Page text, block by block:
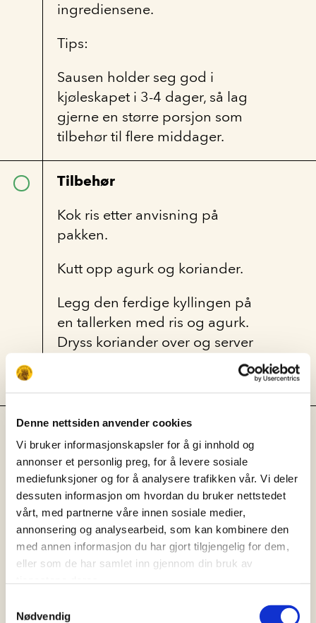
Denne nettsiden anvender cookies
Vi bruker informasjonskapsler for å gi innhold og
annonser et personlig preg, for å levere sosiale
mediefunksjoner og for å analysere trafikken vår. Vi deler
dessuten informasjon om hvordan du bruker nettstedet
vårt, med partnerne våre innen sosiale medier,
annonsering og analysearbeid, som kan kombinere den
med annen informasjon du har gjort tilgjengelig for dem,
eller som de har samlet inn gjennom din bruk av
Nødvendig
ingrediensene.
Tips:
Sausen holder seg god i
kjøleskapet i 3-4 dager, så lag
gjerne en større porsjon som
tilbehør til flere middager.
Tilbehør
Kok ris etter anvisning på
pakken.
Kutt opp agurk og koriander.
Legg den ferdige kyllingen på
en tallerken med ris og agurk.
Dryss koriander over og server
med peanøttsausen ved siden
Klimautslipp
I alle våre oppskrifter har vi
regnet ut CO₂e-utslipp og andre
variabler for klimapåvirkning
som oppstår i forbindelse med
produksjonen av rettene.
Denne retten har:
CO₂e-utslipp: 0.6 – 1.5